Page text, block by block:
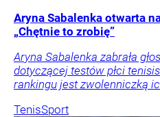
Aryna Sabalenka otwarta
„Chętnie to zrobię”
Aryna Sabalenka zabrała
dotyczącej testów płci
rankingu jest zwolenniczką
TenisSport